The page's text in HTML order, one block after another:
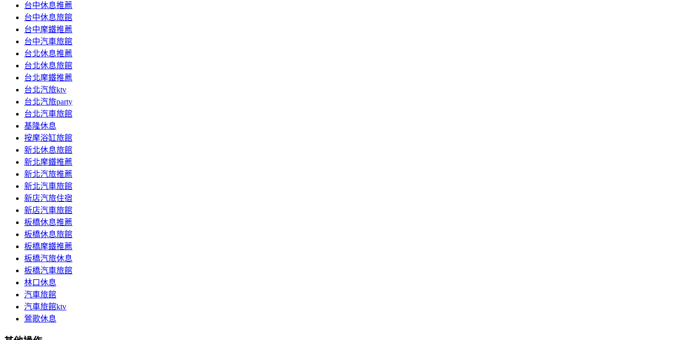
台中休息推薦
台中休息旅館
台中摩鐵推薦
台中汽車旅館
台北休息推薦
台北休息旅館
台北摩鐵推薦
台北汽旅ktv
台北汽旅party
台北汽車旅館
基隆休息
按摩浴缸旅館
新北休息旅館
新北摩鐵推薦
新北汽旅推薦
新北汽車旅館
新店汽旅住宿
新店汽車旅館
板橋休息推薦
板橋休息旅館
板橋摩鐵推薦
板橋汽旅休息
板橋汽車旅館
林口休息
汽車旅館
汽車旅館ktv
鶯歌休息